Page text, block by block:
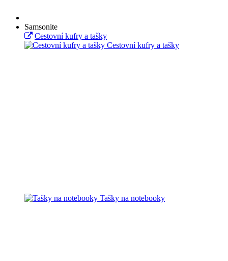
Samsonite
Cestovní kufry a tašky
Cestovní kufry a tašky
Tašky na notebooky